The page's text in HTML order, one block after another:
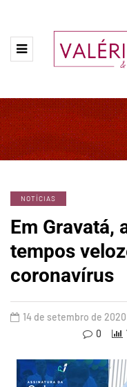
NOTÍCIAS
Em Gravatá,
tempos
coronavírus
14 de setembro de 2020
0